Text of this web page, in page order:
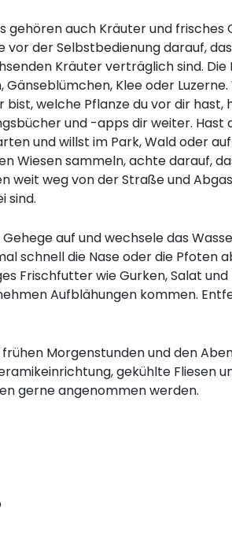
gehören auch Kräuter und frisches
vor der Selbstbedienung darauf,
Kräuter verträglich sind. Die
Gänseblümchen, Klee oder
bist, welche Pflanze du vor dir hast,
und -apps dir weiter. Hast
und willst im Park, Wald oder
Wiesen sammeln, achte darauf,
weit weg von der Straße und
sind.
auf und wechsele das
schnell die Nase oder die Pfoten
Frischfutter wie Gurken, Salat
Aufblähungen kommen.
Morgenstunden und den
gekühlte Fliesen
gerne angenommen werden.